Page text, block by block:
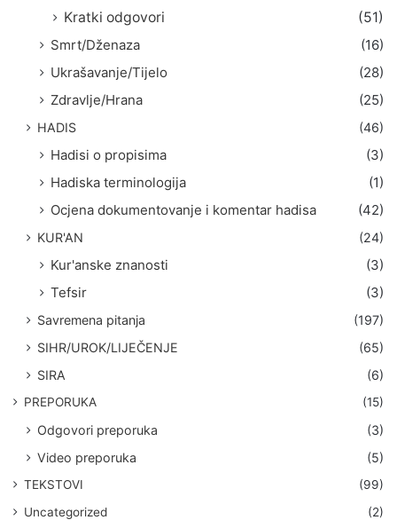
Kratki odgovori
(51)
Smrt/Dženaza
(16)
Ukrašavanje/Tijelo
(28)
Zdravlje/Hrana
(25)
HADIS (46)
Hadisi o propisima
(3)
Hadiska terminologija
(1)
Ocjena dokumentovanje i komentar hadisa
(42)
KUR'AN (24)
Kur'anske znanosti
(3)
Tefsir
(3)
Savremena pitanja
(197)
SIHR/UROK/LIJEČENJE
(65)
SIRA
(6)
PREPORUKA (15)
Odgovori preporuka
(3)
Video preporuka
(5)
TEKSTOVI
(99)
Uncategorized
(2)